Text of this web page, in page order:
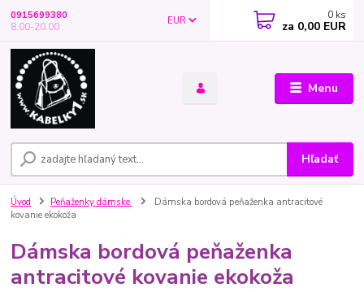
Menu
EUR
Hľadať
0915699380
8.00-20.00
0 ks
za 0,00 EUR
Úvod Peňaženky dámske
Dámska bordová peňaženka antracitové
kovanie ekokoža
Dámska bordová peňaženka
antracitové kovanie ekokoža